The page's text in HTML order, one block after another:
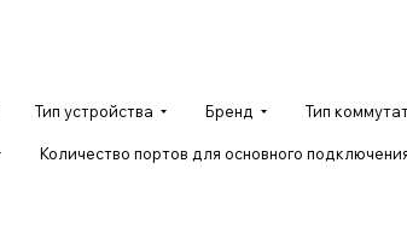
Тип устройства Бренд Тип
Количество портов для основного